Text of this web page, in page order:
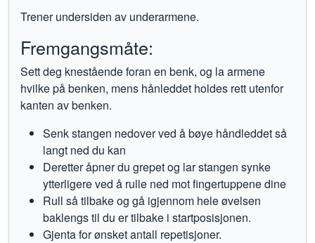
Trener undersiden av underarmene.
Fremgangsmåte:
Sett deg knestående foran en benk, og la armene
hvilke på benken, mens hånleddet holdes rett utenfor
kanten av benken.
Senk stangen nedover ved å bøye håndleddet så
langt ned du kan
Deretter åpner du grepet og lar stangen synke
ytterligere ved å rulle ned mot fingertuppene dine
Rull så tilbake og gå igjennom hele øvelsen
baklengs til du er tilbake i startposisjonen.
Gjenta for ønsket antall repetisjoner.